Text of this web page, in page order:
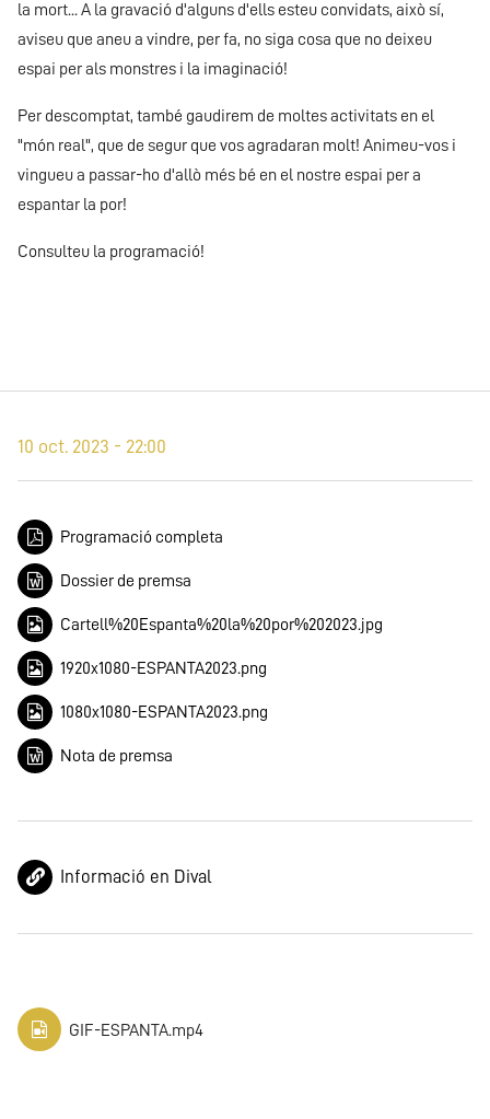
la mort... A la gravació d'alguns d'ells esteu convidats, això sí,
aviseu que aneu a vindre, per fa, no siga cosa que no deixeu
espai per als monstres i la imaginació!
Per descomptat, també gaudirem de moltes activitats en el
"món real", que de segur que vos agradaran molt! Animeu-vos i
vingueu a passar-ho d'allò més bé en el nostre espai per a
espantar la por!
Consulteu la programació!
10 oct. 2023 - 22:00
Programació completa
Dossier de premsa
Cartell%20Espanta%20la%20por%202023.jpg
1920x1080-ESPANTA2023.png
1080x1080-ESPANTA2023.png
Nota de premsa
Informació en Dival
GIF-ESPANTA.mp4